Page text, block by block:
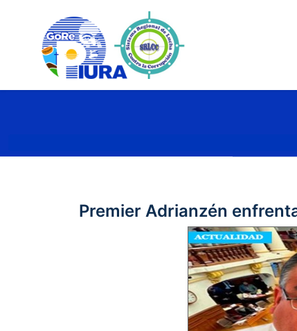
Premier Adrianzén